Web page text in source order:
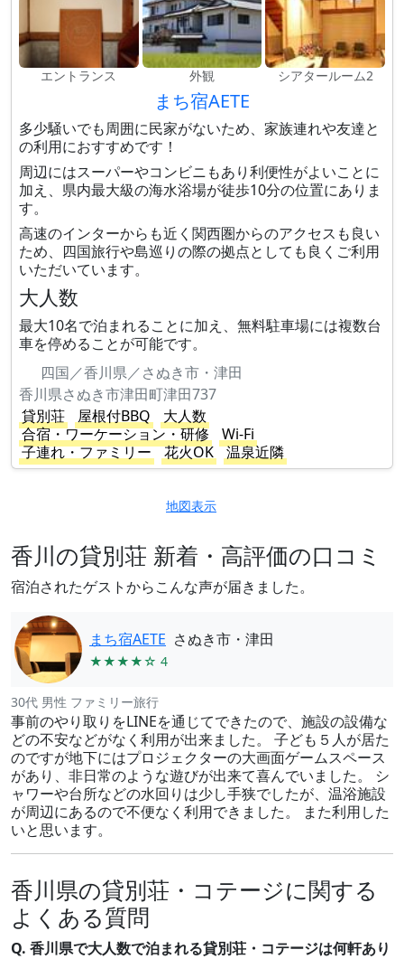
エントランス 外観 シアタールーム2
まち宿AETE
多少騒いでも周囲に民家がないため、家族連れや友達と
の利用におすすめです！
周辺にはスーパーやコンビニもあり利便性がよいことに
加え、県内最大級の海水浴場が徒歩10分の位置にありま
す。
高速のインターからも近く関西圏からのアクセスも良い
ため、四国旅行や島巡りの際の拠点としても良くご利用
いただいています。
大人数
最大10名で泊まれることに加え、無料駐車場には複数台
車を停めることが可能です。
四国／香川県／さぬき市・津田
香川県さぬき市津田町津田737
貸別荘
屋根付BBQ
大人数
合宿・ワーケーション・研修
Wi-Fi
子連れ・ファミリー
花火OK 温泉近隣
地図表示
香川の貸別荘 新着・高評価の口コミ
宿泊されたゲストからこんな声が届きました。
まち宿AETE さぬき市・津田
★★★★☆ 4
30代 男性 ファミリー旅行
事前のやり取りをLINEを通じてできたので、施設の設備な
どの不安などがなく利用が出来ました。 子ども５人が居た
のですが地下にはプロジェクターの大画面ゲームスペース
があり、非日常のような遊びが出来て喜んでいました。 シ
ャワーや台所などの水回りは少し手狭でしたが、温浴施設
が周辺にあるので不便なく利用できました。 また利用した
いと思います。
香川県の貸別荘・コテージに関する
よくある質問
Q. 香川県で大人数で泊まれる貸別荘・コテージは何軒あり